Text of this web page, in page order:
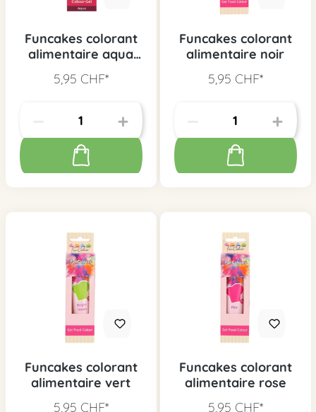
Funcakes colorant
alimentaire aqua
5,95 CHF*
Funcakes colorant
alimentaire noir
5,95 CHF*
Funcakes colorant
alimentaire vert
5,95 CHF*
Funcakes colorant
alimentaire rose
5,95 CHF*